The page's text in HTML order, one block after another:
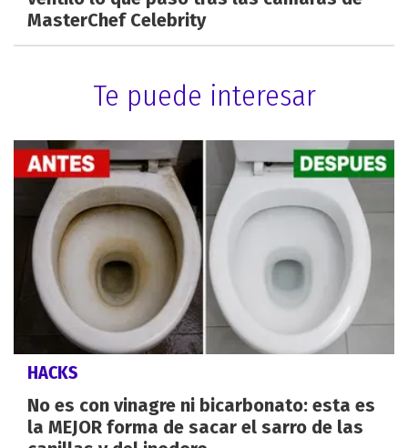
MasterChef Celebrity
Te puede interesar
HACKS
No es con vinagre ni bicarbonato: esta es
la MEJOR forma de sacar el sarro de las